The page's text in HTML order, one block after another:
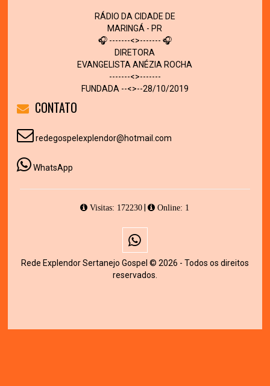
RÁDIO DA CIDADE DE
MARINGÁ - PR
🎧 -------<>------- 🎧
DIRETORA
EVANGELISTA ANÉZIA ROCHA
-------<>-------
FUNDADA --<>--28/10/2019
CONTATO
redegospelexplendor@hotmail.com
WhatsApp
Visitas: 172230 | Online: 1
Rede Explendor Sertanejo Gospel © 2026 - Todos os direitos
reservados.